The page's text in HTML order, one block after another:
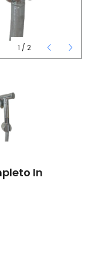
1 / 2
In